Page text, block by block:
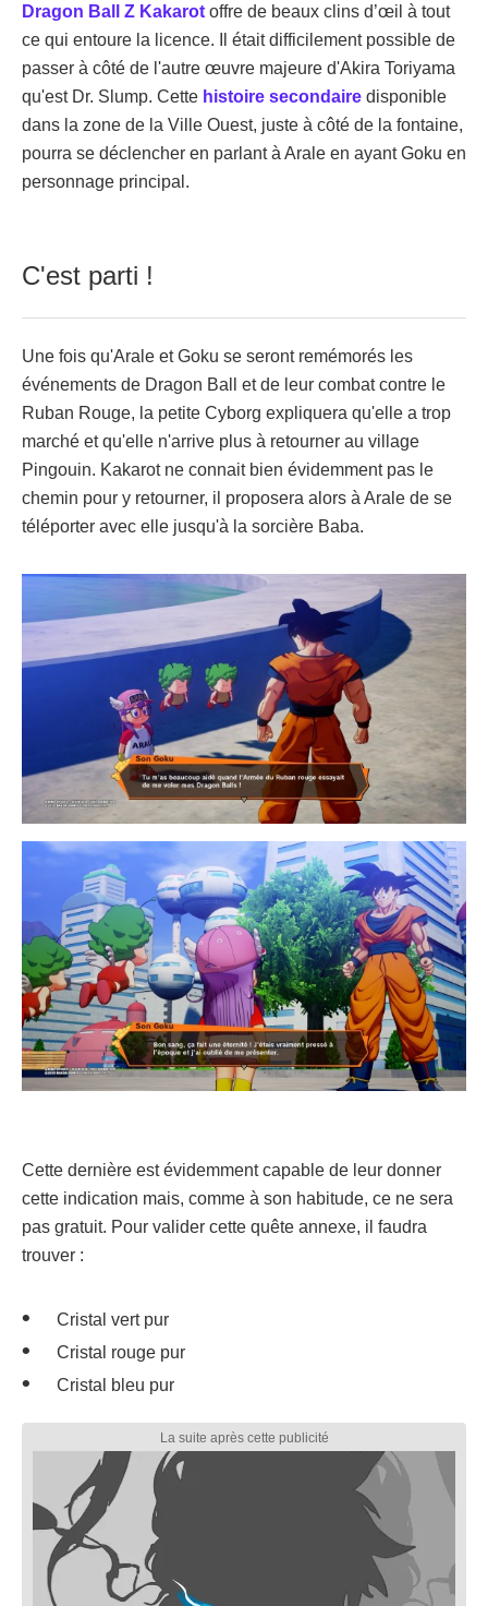
Dragon Ball Z Kakarot offre de beaux clins d’œil à tout
ce qui entoure la licence. Il était difficilement possible de
passer à côté de l'autre œuvre majeure d'Akira Toriyama
qu'est Dr. Slump. Cette histoire secondaire disponible
dans la zone de la Ville Ouest, juste à côté de la fontaine,
pourra se déclencher en parlant à Arale en ayant Goku en
personnage principal.
C'est parti !
Une fois qu'Arale et Goku se seront remémorés les
événements de Dragon Ball et de leur combat contre le
Ruban Rouge, la petite Cyborg expliquera qu'elle a trop
marché et qu'elle n'arrive plus à retourner au village
Pingouin. Kakarot ne connait bien évidemment pas le
chemin pour y retourner, il proposera alors à Arale de se
téléporter avec elle jusqu'à la sorcière Baba.
Cette dernière est évidemment capable de leur donner
cette indication mais, comme à son habitude, ce ne sera
pas gratuit. Pour valider cette quête annexe, il faudra
trouver :
Cristal vert pur
Cristal rouge pur
Cristal bleu pur